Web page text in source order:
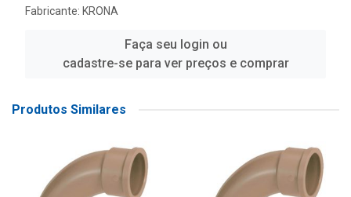
Fabricante: KRONA
Faça seu login ou
cadastre-se para ver preços e comprar
Produtos Similares